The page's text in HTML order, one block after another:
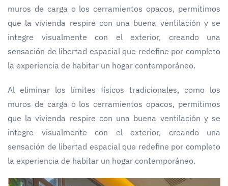
muros de carga o los cerramientos opacos, permitimos
que la vivienda respire con una buena ventilación y se
integre visualmente con el exterior, creando una
sensación de libertad espacial que redefine por completo
la experiencia de habitar un hogar contemporáneo.
Al eliminar los límites físicos tradicionales, como los
muros de carga o los cerramientos opacos, permitimos
que la vivienda respire con una buena ventilación y se
integre visualmente con el exterior, creando una
sensación de libertad espacial que redefine por completo
la experiencia de habitar un hogar contemporáneo.